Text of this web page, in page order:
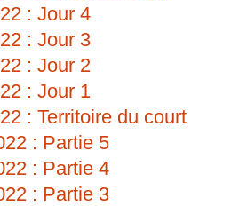
: Jour 4
: Jour 3
: Jour 2
: Jour 1
: Territoire du court
: Partie 5
: Partie 4
: Partie 3